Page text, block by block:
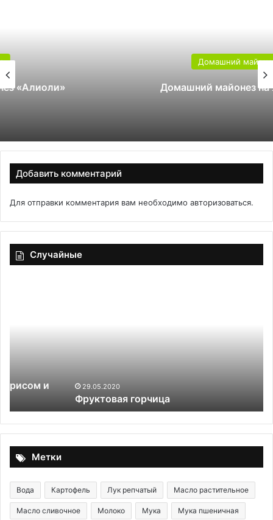
Домашний майонез на желтках
Добавить комментарий
Для отправки комментария вам необходимо авторизоваться.
Случайные
29.05.2020
Фруктовая горчица
Метки
Вода Картофель Лук репчатый Масло растительное
Масло сливочное Молоко Мука Мука пшеничная